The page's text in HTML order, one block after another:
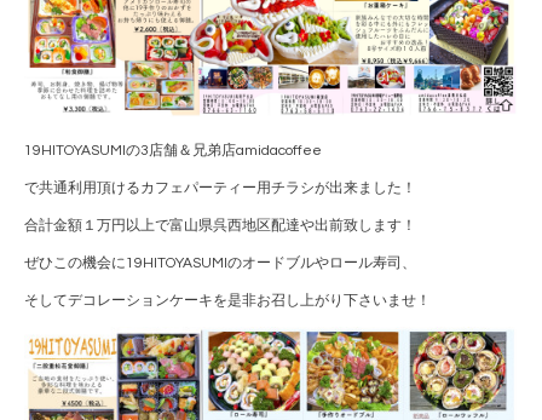
19HITOYASUMIの3店舗＆兄弟店amidacoffee
で共通利用頂けるカフェパーティー用チラシが出来ました！
合計金額１万円以上で富山県呉西地区配達や出前致します！
ぜひこの機会に19HITOYASUMIのオードブルやロール寿司、
そしてデコレーションケーキを是非お召し上がり下さいませ！